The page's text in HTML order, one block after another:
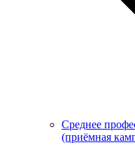
Среднее
(приёмная